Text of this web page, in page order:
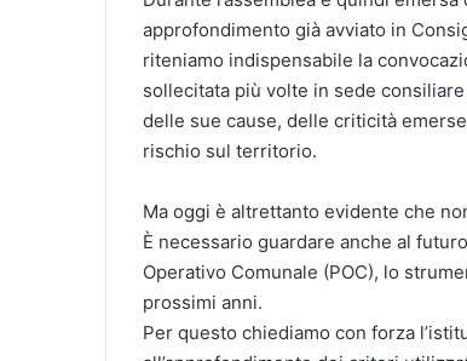
approfondimento già avviato in
riteniamo indispensabile la
sollecitata più volte in sede
delle sue cause, delle criticità
rischio sul territorio.
Ma oggi è altrettanto evidente che
È necessario guardare anche al
Operativo Comunale (POC), lo
prossimi anni.
Per questo chiediamo con forza